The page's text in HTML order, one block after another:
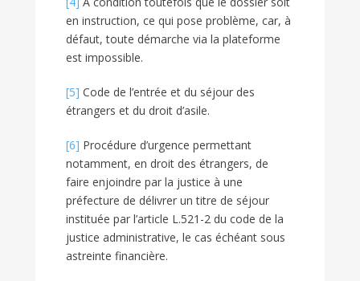
en instruction, ce qui pose problème, car, à
défaut, toute démarche via la plateforme
est impossible.
[5] Code de l’entrée et du séjour des
étrangers et du droit d’asile.
[6] Procédure d’urgence permettant
notamment, en droit des étrangers, de
faire enjoindre par la justice à une
préfecture de délivrer un titre de séjour
instituée par l’article L.521-2 du code de la
justice administrative, le cas échéant sous
astreinte financière.